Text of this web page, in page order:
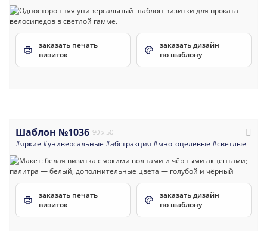
заказать печать
визиток
заказать дизайн
по шаблону
Шаблон №1036 90 x 50
#яркие #универсальные #абстракция #многоцелевые #светлые
заказать печать
визиток
заказать дизайн
по шаблону